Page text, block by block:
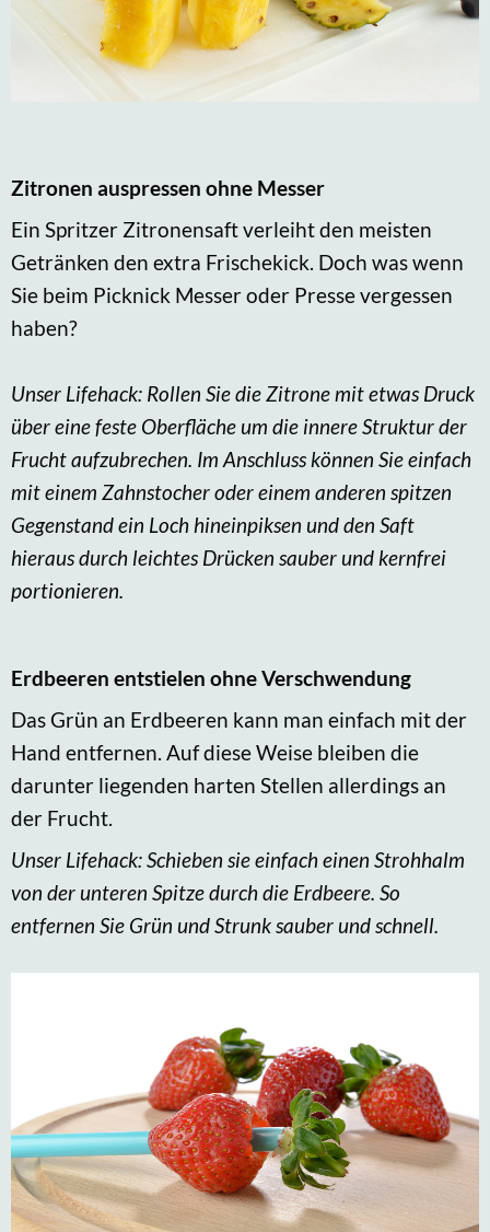
Zitronen auspressen ohne Messer
Ein Spritzer Zitronensaft verleiht den meisten
Getränken den extra Frischekick. Doch was wenn
Sie beim Picknick Messer oder Presse vergessen
haben?
Unser Lifehack: Rollen Sie die Zitrone mit etwas Druck
über eine feste Oberfläche um die innere Struktur der
Frucht aufzubrechen. Im Anschluss können Sie einfach
mit einem Zahnstocher oder einem anderen spitzen
Gegenstand ein Loch hineinpiksen und den Saft
hieraus durch leichtes Drücken sauber und kernfrei
portionieren.
Erdbeeren entstielen ohne Verschwendung
Das Grün an Erdbeeren kann man einfach mit der
Hand entfernen. Auf diese Weise bleiben die
darunter liegenden harten Stellen allerdings an
der Frucht.
Unser Lifehack: Schieben sie einfach einen Strohhalm
von der unteren Spitze durch die Erdbeere. So
entfernen Sie Grün und Strunk sauber und schnell.